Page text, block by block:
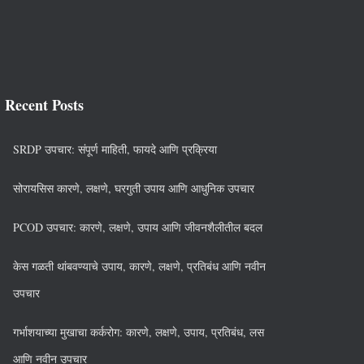
Recent Posts
SRDP उपचार: संपूर्ण माहिती, फायदे आणि प्रक्रिया
सोरायसिस कारणे, लक्षणे, घरगुती उपाय आणि आधुनिक उपचार
PCOD उपचार: कारणे, लक्षणे, उपाय आणि जीवनशैलीतील बदल
केस गळती थांबवण्याचे उपाय, कारणे, लक्षणे, प्रतिबंध आणि नवीन
उपचार
गर्भाशयाच्या मुखाचा कर्करोग: कारणे, लक्षणे, उपाय, प्रतिबंध, लस
आणि नवीन उपचार